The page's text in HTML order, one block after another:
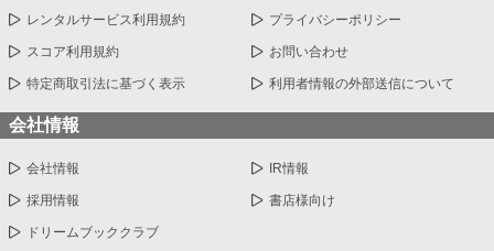
レンタルサービス利用規約 プライバシーポリシー
スコア利用規約 お問い合わせ
特定商取引法に基づく表示 利用者情報の外部送信について
会社情報
会社情報 IR情報
採用情報 書店様向け
ドリームブッククラブ